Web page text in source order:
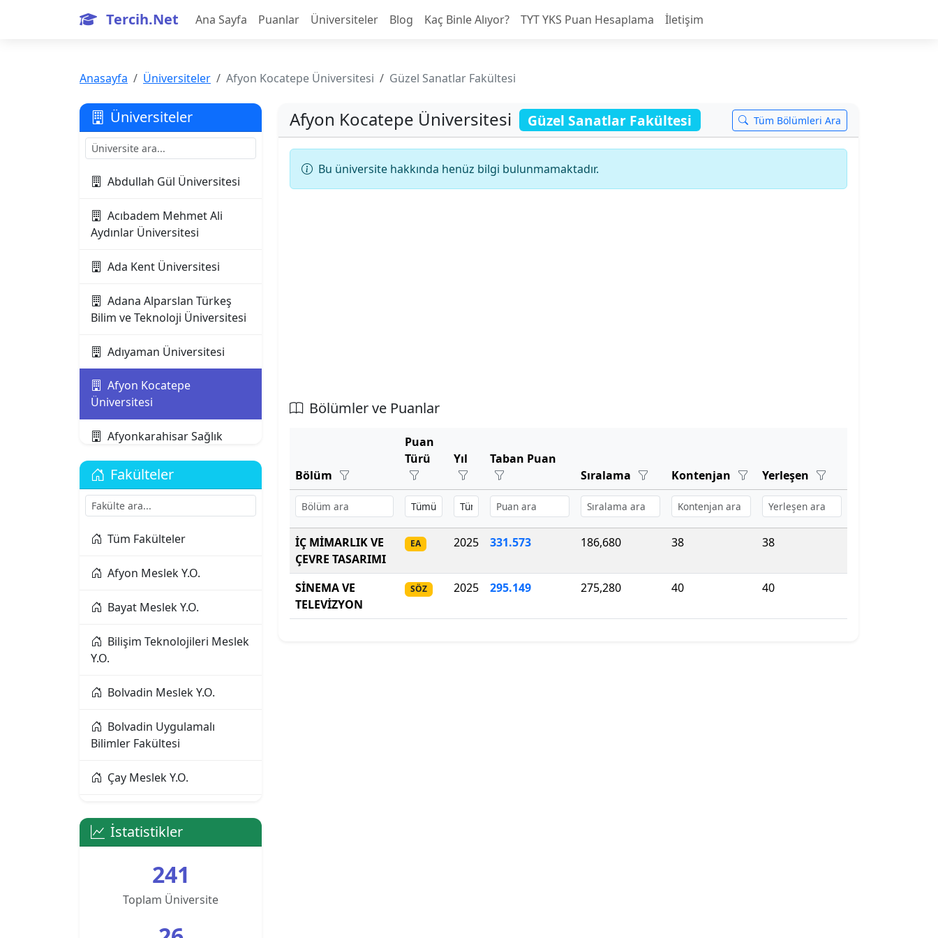
Tercih.Net Ana Sayfa Puanlar Üniversiteler Blog Kaç Binle Alıyor? TYT YKS Puan Hesaplama İletişim
Anasayfa Üniversiteler Afyon Kocatepe Üniversitesi Güzel Sanatlar Fakültesi
Üniversiteler
Abdullah Gül Üniversitesi
Acıbadem Mehmet Ali
Aydınlar Üniversitesi
Ada Kent Üniversitesi
Adana Alparslan Türkeş
Bilim ve Teknoloji Üniversitesi
Adıyaman Üniversitesi
Afyon Kocatepe
Üniversitesi
Afyonkarahisar Sağlık
Ağrı İbrahim Çeçen
Üniversitesi
Akdeniz Karpaz
Alanya Alaaddin Keykubat
Altınbaş Üniversitesi
Amasya Üniversitesi
Ankara Bilim Üniversitesi
Ankara Hacı Bayram Veli
Üniversitesi
Ankara Medipol
Fakülteler
Tüm Fakülteler
Afyon Meslek Y.O.
Bayat Meslek Y.O.
Bilişim Teknolojileri Meslek
Y.O.
Bolvadin Meslek Y.O.
Bolvadin Uygulamalı
Bilimler Fakültesi
Çay Meslek Y.O.
Dinar Meslek Y.O.
Dinar Uygulamalı Bilimler
Eğitim Fakültesi
İstatistikler
241
Toplam Üniversite
Afyon Kocatepe Üniversitesi Güzel Sanatlar Fakültesi Tüm Bölümleri Ara
Bu üniversite hakkında henüz bilgi bulunmamaktadır.
Bölümler ve Puanlar
Bölüm
Puan
Türü
Yıl
Taban Puan
Sıralama
Kontenjan Yerleşen
İÇ MİMARLIK VE
ÇEVRE TASARIMI
EA 2025 331.573 186,680 38 38
SİNEMA VE
TELEVİZYON
SÖZ 2025 295.149 275,280 40 40